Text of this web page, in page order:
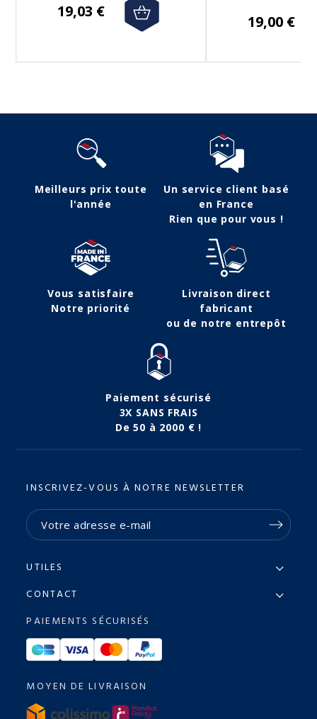
19,03 €
19,00 €
Meilleurs prix toute
l'année
Un service client basé
en France
Rien que pour vous !
Vous satisfaire
Notre priorité
Livraison direct
fabricant
ou de notre entrepôt
Paiement sécurisé
3X SANS FRAIS
De 50 à 2000 € !
INSCRIVEZ-VOUS À NOTRE NEWSLETTER
UTILES
CONTACT
PAIEMENTS SÉCURISÉS
MOYEN DE LIVRAISON